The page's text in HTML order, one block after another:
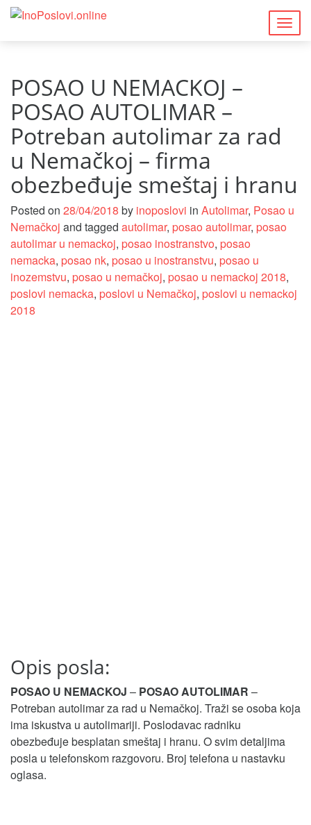
POSAO U NEMACKOJ –
POSAO AUTOLIMAR –
Potreban autolimar za rad
u Nemačkoj – firma
obezbeđuje smeštaj i hranu
Posted on 28/04/2018 by inoposlovi in Autolimar, Posao u
Nemačkoj and tagged autolimar, posao autolimar, posao
autolimar u nemackoj, posao inostranstvo, posao
nemacka, posao nk, posao u inostranstvu, posao u
inozemstvu, posao u nemačkoj, posao u nemackoj 2018,
poslovi nemacka, poslovi u Nemačkoj, poslovi u nemackoj
2018
Opis posla:
POSAO U NEMACKOJ – POSAO AUTOLIMAR –
Potreban autolimar za rad u Nemačkoj. Traži se osoba koja
ima iskustva u autolimariji. Poslodavac radniku
obezbeđuje besplatan smeštaj i hranu. O svim detaljima
posla u telefonskom razgovoru. Broj telefona u nastavku
oglasa.